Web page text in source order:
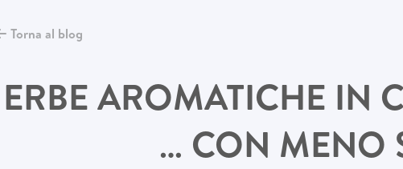
Torna al blog
AROMATICHE IN
… CON MENO